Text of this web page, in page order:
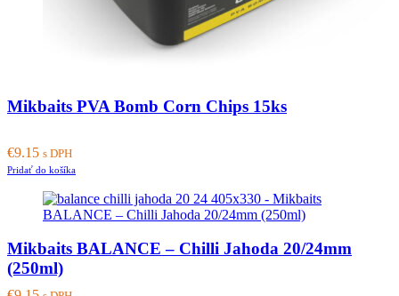
Mikbaits PVA Bomb Corn Chips 15ks
€9.15 s DPH
Pridať do košíka
Mikbaits BALANCE – Chilli Jahoda 20/24mm
(250ml)